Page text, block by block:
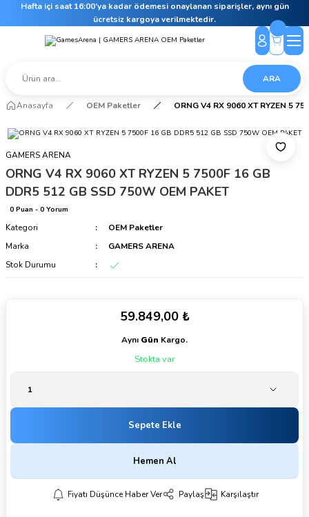
Hafta içi saat 16:00’ya kadar ödemesi onaylanan siparişler, aynı gün
ücretsiz kargoya verilmektedir.
ARA
Anasayfa OEM Paketler ORNG V4 RX 9060 XT RYZEN 5
GAMERS ARENA
ORNG V4 RX 9060 XT RYZEN 5 7500F 16 GB
DDR5 512 GB SSD 750W OEM PAKET
0 Puan - 0 Yorum
Kategori
OEM Paketler
Marka
GAMERS ARENA
Stok Durumu
59.849,00 ₺
Aynı Gün Kargo.
Stokta var
Sepete Ekle
Hemen Al
Fiyatı Düşünce Haber Ver Paylaş Karşılaştır